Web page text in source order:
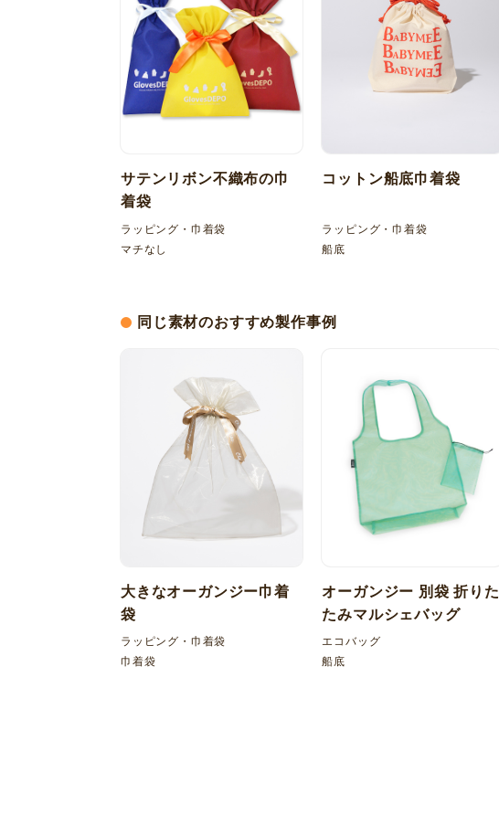
サテンリボン不織布の巾
着袋
ラッピング・巾着袋
マチなし
コットン船底巾着袋
ラッピング・巾着袋
船底
同じ素材のおすすめ製作事例
大きなオーガンジー巾着
袋
ラッピング・巾着袋
巾着袋
オーガンジー 別袋 折りた
たみマルシェバッグ
エコバッグ
船底